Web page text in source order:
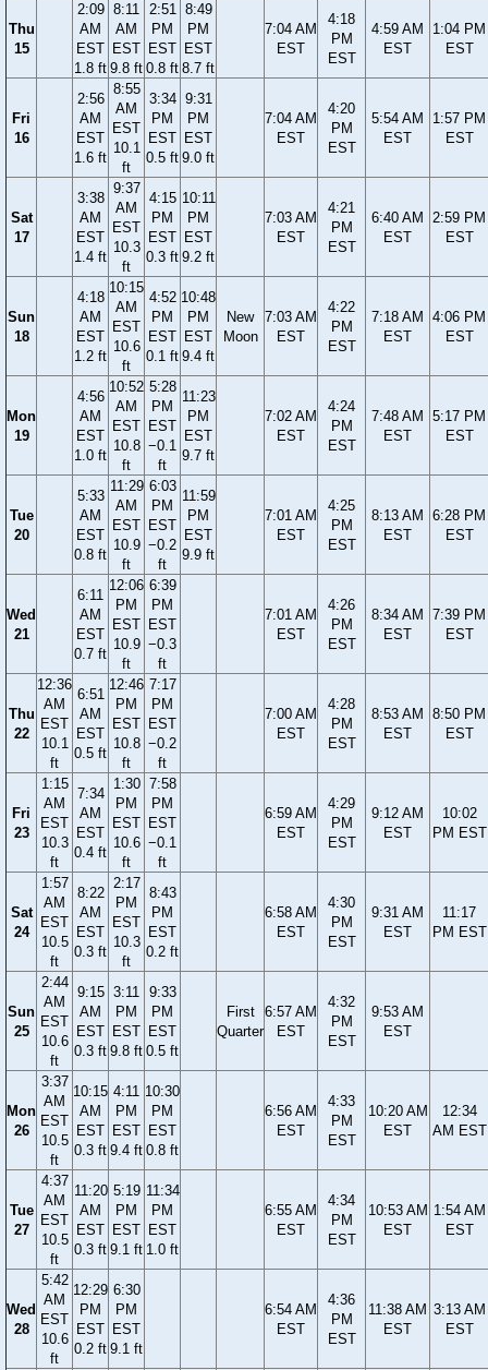
Thu
15
2:09
AM
EST
1.8 ft
8:11
AM
EST
9.8 ft
2:51
PM
EST
0.8 ft
8:49
PM
EST
8.7 ft
7:04 AM
EST
4:18
PM
EST
4:59 AM
EST
1:04 PM
EST
Fri
16
2:56
AM
EST
1.6 ft
8:55
AM
EST
10.1
ft
3:34
PM
EST
0.5 ft
9:31
PM
EST
9.0 ft
7:04 AM
EST
4:20
PM
EST
5:54 AM
EST
1:57 PM
EST
Sat
17
3:38
AM
EST
1.4 ft
9:37
AM
EST
10.3
ft
4:15
PM
EST
0.3 ft
10:11
PM
EST
9.2 ft
7:03 AM
EST
4:21
PM
EST
6:40 AM
EST
2:59 PM
EST
Sun
18
4:18
AM
EST
1.2 ft
10:15
AM
EST
10.6
ft
4:52
PM
EST
0.1 ft
10:48
PM
EST
9.4 ft
New
Moon
7:03 AM
EST
4:22
PM
EST
7:18 AM
EST
4:06 PM
EST
Mon
19
4:56
AM
EST
1.0 ft
10:52
AM
EST
10.8
ft
5:28
PM
EST
−0.1
ft
11:23
PM
EST
9.7 ft
7:02 AM
EST
4:24
PM
EST
7:48 AM
EST
5:17 PM
EST
Tue
20
5:33
AM
EST
0.8 ft
11:29
AM
EST
10.9
ft
6:03
PM
EST
−0.2
ft
11:59
PM
EST
9.9 ft
7:01 AM
EST
4:25
PM
EST
8:13 AM
EST
6:28 PM
EST
Wed
21
6:11
AM
EST
0.7 ft
12:06
PM
EST
10.9
ft
6:39
PM
EST
−0.3
ft
7:01 AM
EST
4:26
PM
EST
8:34 AM
EST
7:39 PM
EST
Thu
22
12:36
AM
EST
10.1
ft
6:51
AM
EST
0.5 ft
12:46
PM
EST
10.8
ft
7:17
PM
EST
−0.2
ft
7:00 AM
EST
4:28
PM
EST
8:53 AM
EST
8:50 PM
EST
Fri
23
1:15
AM
EST
10.3
ft
7:34
AM
EST
0.4 ft
1:30
PM
EST
10.6
ft
7:58
PM
EST
−0.1
ft
6:59 AM
EST
4:29
PM
EST
9:12 AM
EST
10:02
PM EST
Sat
24
1:57
AM
EST
10.5
ft
8:22
AM
EST
0.3 ft
2:17
PM
EST
10.3
ft
8:43
PM
EST
0.2 ft
6:58 AM
EST
4:30
PM
EST
9:31 AM
EST
11:17
PM EST
Sun
25
2:44
AM
EST
10.6
ft
9:15
AM
EST
0.3 ft
3:11
PM
EST
9.8 ft
9:33
PM
EST
0.5 ft
First
Quarter
6:57 AM
EST
4:32
PM
EST
9:53 AM
EST
Mon
26
3:37
AM
EST
10.5
ft
10:15
AM
EST
0.3 ft
4:11
PM
EST
9.4 ft
10:30
PM
EST
0.8 ft
6:56 AM
EST
4:33
PM
EST
10:20 AM
EST
12:34
AM EST
Tue
27
4:37
AM
EST
10.5
ft
11:20
AM
EST
0.3 ft
5:19
PM
EST
9.1 ft
11:34
PM
EST
1.0 ft
6:55 AM
EST
4:34
PM
EST
10:53 AM
EST
1:54 AM
EST
Wed
28
5:42
AM
EST
10.6
ft
12:29
PM
EST
0.2 ft
6:30
PM
EST
9.1 ft
6:54 AM
EST
4:36
PM
EST
11:38 AM
EST
3:13 AM
EST